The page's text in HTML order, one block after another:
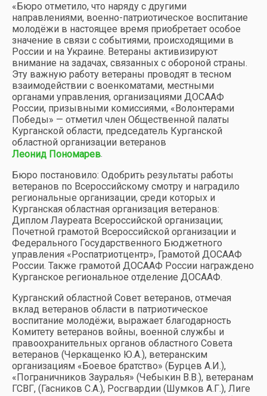
«Бюро отметило, что наряду с другими
направлениями, военно-патриотическое воспитание
молодёжи в настоящее время приобретает особое
значение в связи с событиями, происходящими в
России и на Украине. Ветераны активизируют
внимание на задачах, связанных с обороной страны.
Эту важную работу ветераны проводят в тесном
взаимодействии с военкоматами, местными
органами управления, организациями ДОСААФ
России, призывными комиссиями, «Волонтерами
Победы» — отметил член Общественной палаты
Курганской области, председатель Курганской
областной организации ветеранов
Леонид Пономарев.
Бюро постановило: Одобрить результаты работы
ветеранов по Всероссийскому смотру и наградило
региональные организации, среди которых и
Курганская областная организация ветеранов:
Диплом Лауреата Всероссийской организации;
Почетной грамотой Всероссийской организации и
Федерального Государственного Бюджетного
управления «Роспатриотцентр», Грамотой ДОСААФ
России. Также грамотой ДОСААФ России награждено
Курганское региональное отделение ДОСААФ.
Курганский областной Совет ветеранов, отмечая
вклад ветеранов области в патриотическое
воспитание молодёжи, выражает благодарность
Комитету ветеранов войны, военной службы и
правоохранительных органов областного Совета
ветеранов (Черкащенко Ю.А.), ветеранским
организациям «Боевое братство» (Бурцев А.И.),
«Пограничников Зауралья» (Чебыкин В.В.), ветеранам
ГСВГ, (Гасников С.А.), Росгвардии (Шумков А.Г.), Лиге